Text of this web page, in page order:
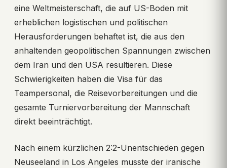
eine Weltmeisterschaft, die auf US-Boden mit
erheblichen logistischen und politischen
Herausforderungen behaftet ist, die aus den
anhaltenden geopolitischen Spannungen zwischen
dem Iran und den USA resultieren. Diese
Schwierigkeiten haben die Visa für das
Teampersonal, die Reisevorbereitungen und die
gesamte Turniervorbereitung der Mannschaft
direkt beeinträchtigt.
Nach einem kürzlichen 2:2-Unentschieden gegen
Neuseeland in Los Angeles musste der iranische